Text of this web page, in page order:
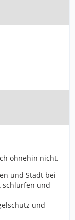
ohnehin nicht.
und Stadt bei
schlürfen und
und